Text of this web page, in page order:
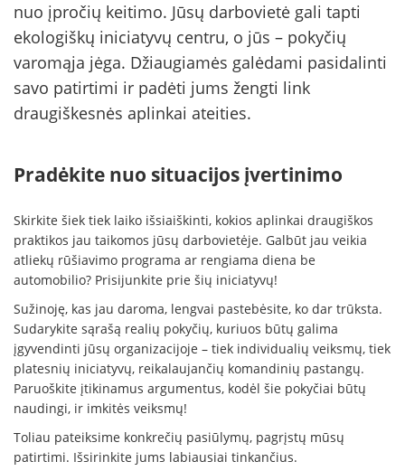
nuo įpročių keitimo. Jūsų darbovietė gali tapti
ekologiškų iniciatyvų centru, o jūs – pokyčių
varomąja jėga. Džiaugiamės galėdami pasidalinti
savo patirtimi ir padėti jums žengti link
draugiškesnės aplinkai ateities.
Pradėkite nuo situacijos įvertinimo
Skirkite šiek tiek laiko išsiaiškinti, kokios aplinkai draugiškos
praktikos jau taikomos jūsų darbovietėje. Galbūt jau veikia
atliekų rūšiavimo programa ar rengiama diena be
automobilio? Prisijunkite prie šių iniciatyvų!
Sužinoję, kas jau daroma, lengvai pastebėsite, ko dar trūksta.
Sudarykite sąrašą realių pokyčių, kuriuos būtų galima
įgyvendinti jūsų organizacijoje – tiek individualių veiksmų, tiek
platesnių iniciatyvų, reikalaujančių komandinių pastangų.
Paruoškite įtikinamus argumentus, kodėl šie pokyčiai būtų
naudingi, ir imkitės veiksmų!
Toliau pateiksime konkrečių pasiūlymų, pagrįstų mūsų
patirtimi. Išsirinkite jums labiausiai tinkančius.